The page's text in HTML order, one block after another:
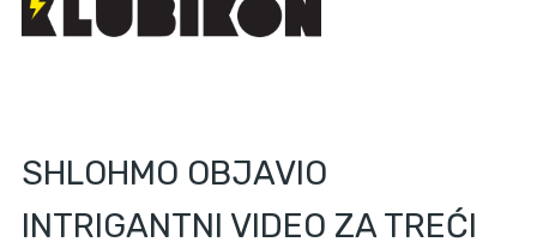
SHLOHMO OBJAVIO
INTRIGANTNI VIDEO ZA TREĆI